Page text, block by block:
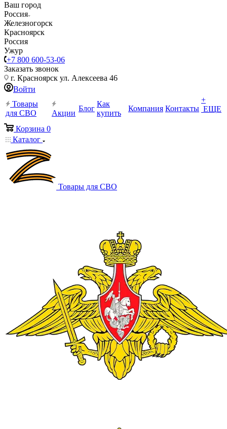
Ваш город
Россия
Железногорск
Красноярск
Россия
Ужур
+7 800 600-53-06
Заказать звонок
г. Красноярск ул. Алексеева 46
Войти
Товары
для СВО
Акции
Блог
Как
купить
Компания Контакты
+
ЕЩЕ
Корзина 0
Каталог
Товары для СВО